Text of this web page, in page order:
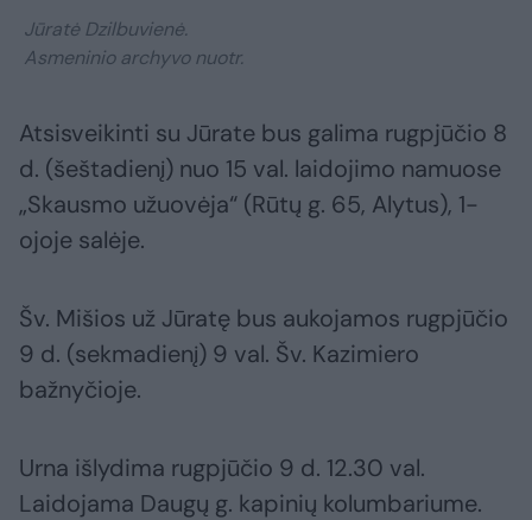
Jūratė Dzilbuvienė.
Asmeninio archyvo nuotr.
Atsisveikinti su Jūrate bus galima rugpjūčio 8
d. (šeštadienį) nuo 15 val. laidojimo namuose
„Skausmo užuovėja“ (Rūtų g. 65, Alytus), 1-
ojoje salėje.
Šv. Mišios už Jūratę bus aukojamos rugpjūčio
9 d. (sekmadienį) 9 val. Šv. Kazimiero
bažnyčioje.
Urna išlydima rugpjūčio 9 d. 12.30 val.
Laidojama Daugų g. kapinių kolumbariume.